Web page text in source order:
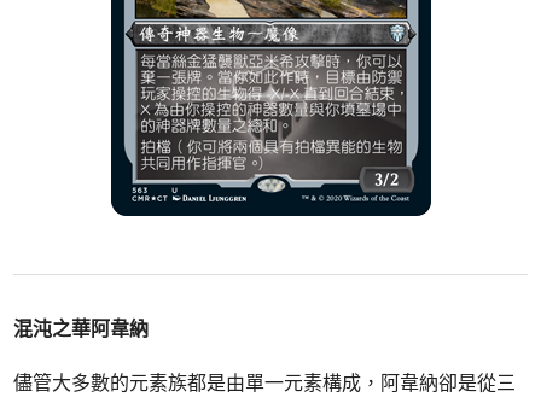
混沌之華阿韋納
儘管大多數的元素族都是由單一元素構成，阿韋納卻是從三